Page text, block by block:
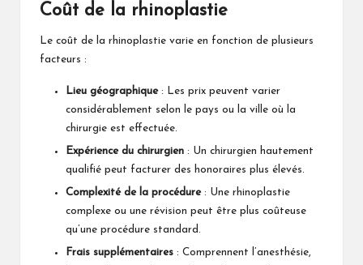
Coût de la rhinoplastie
Le coût de la rhinoplastie varie en fonction de plusieurs
facteurs :
Lieu géographique: Les prix peuvent varier
considérablement selon le pays ou la ville où la
chirurgie est effectuée.
Expérience du chirurgien : Un chirurgien hautement
qualifié peut facturer des honoraires plus élevés.
Complexité de la procédure: Une rhinoplastie
complexe ou une révision peut être plus coûteuse
qu’une procédure standard.
Frais supplémentaires : Comprennent l’anesthésie,